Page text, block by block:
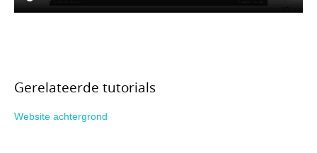
Gerelateerde tutorials
Website achtergrond